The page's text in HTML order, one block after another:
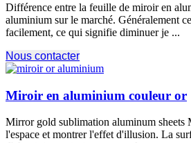
Différence entre la feuille de miroir en
aluminium sur le marché. Généralement
facilement, ce qui signifie diminuer je ...
Nous contacter
Miroir en aluminium couleur or
Mirror gold sublimation aluminum sheets
l'espace et montrer l'effet d'illusion. La